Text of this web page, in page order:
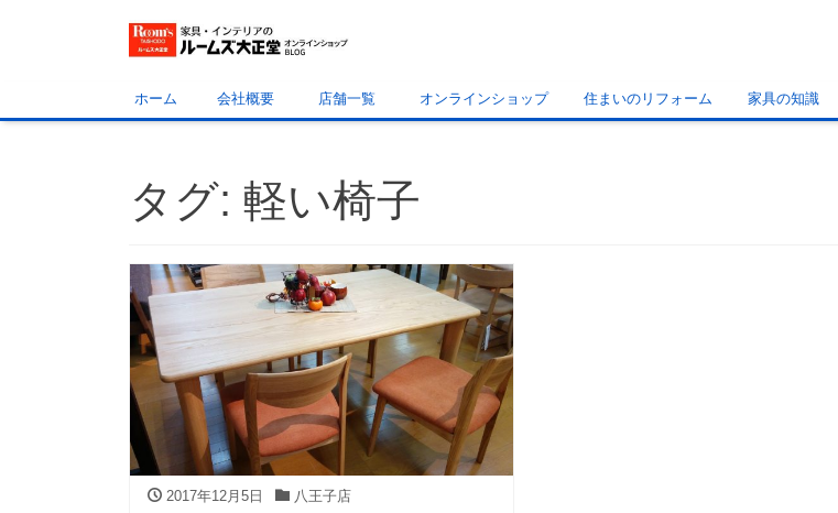
ホーム 会社概要 店舗一覧 オンラインショップ 住まいのリフォーム 家具の知識
タグ: 軽い椅子
2017年12月5日 八王子店